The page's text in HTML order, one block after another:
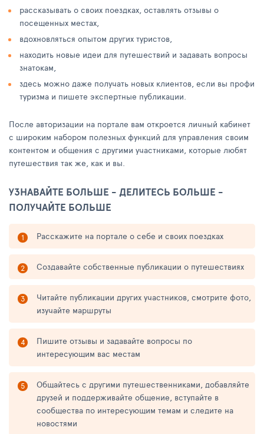
рассказывать о своих поездках, оставлять отзывы о
посещенных местах,
вдохновляться опытом других туристов,
находить новые идеи для путешествий и задавать вопросы
знатокам,
здесь можно даже получать новых клиентов, если вы профи
туризма и пишете экспертные публикации.
После авторизации на портале вам откроется личный кабинет
с широким набором полезных функций для управления своим
контентом и общения с другими участниками, которые любят
путешествия так же, как и вы.
УЗНАВАЙТЕ БОЛЬШЕ - ДЕЛИТЕСЬ БОЛЬШЕ -
ПОЛУЧАЙТЕ БОЛЬШЕ
Расскажите на портале о себе и своих поездках
Создавайте собственные публикации о путешествиях
Читайте публикации других участников, смотрите фото,
изучайте маршруты
Пишите отзывы и задавайте вопросы по
интересующим вас местам
Общайтесь с другими путешественниками, добавляйте
друзей и поддерживайте общение, вступайте в
сообщества по интересующим темам и следите на
новостями